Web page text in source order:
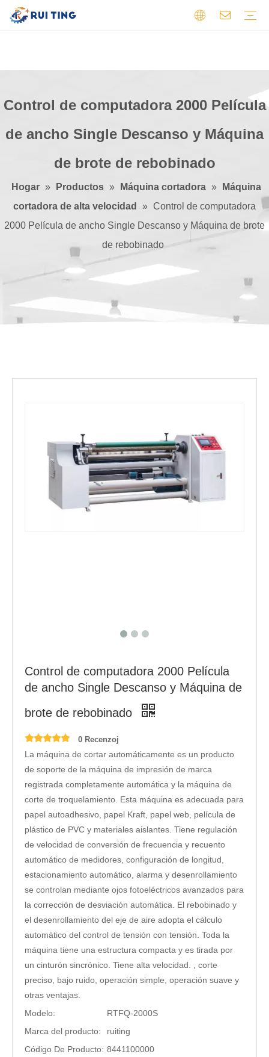
Control de computadora 2000 Película
de ancho Single Descanso y Máquina
de brote de rebobinado
Hogar » Productos » Máquina cortadora »
Máquina
cortadora de alta velocidad
» Control de computadora
2000 Película de ancho Single Descanso y Máquina de brote
de rebobinado
Control de computadora 2000 Película
de ancho Single Descanso y Máquina de
brote de rebobinado
0 Recenzoj
La máquina de cortar automáticamente es un producto
de soporte de la máquina de impresión de marca
registrada completamente automática y la máquina de
corte de troquelamiento. Esta máquina es adecuada para
papel autoadhesivo, papel Kraft, papel web, película de
plástico de PVC y materiales aislantes. Tiene regulación
de velocidad de conversión de frecuencia y recuento
automático de medidores, configuración de longitud,
estacionamiento automático, alarma y desenrollamiento
se controlan mediante ojos fotoeléctricos avanzados para
la corrección de desviación automática. El rebobinado y
el desenrollamiento del eje de aire adopta el cálculo
automático del control de tensión con tensión. Toda la
máquina tiene una estructura compacta y es tirada por
un cinturón sincrónico. Tiene alta velocidad. , corte
preciso, bajo ruido, operación simple, operación suave y
otras ventajas.
Modelo:
RTFQ-2000S
Marca del producto:
ruiting
Código De Producto: 8441100000